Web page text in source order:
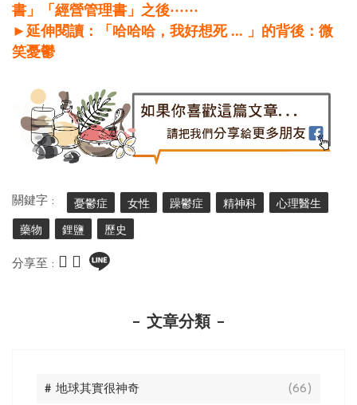
書」「經營管理書」之後······
►延伸閱讀：「哈哈哈，我好想死 ... 」的背後：微
笑憂鬱
關鍵字 : 憂鬱症 女性 躁鬱症 精神科 心理醫生
藥物 鋰鹽 歷史
分享至 :
文章分類
# 地球其實很神奇 (66)